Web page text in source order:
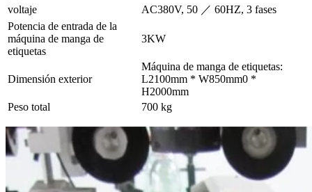
voltaje
AC380V, 50 ／ 60HZ, 3 fases
Potencia de entrada de la
máquina de manga de
etiquetas
3KW
Dimensión exterior
Máquina de manga de etiquetas:
L2100mm * W850mm0 *
H2000mm
Peso total
700 kg